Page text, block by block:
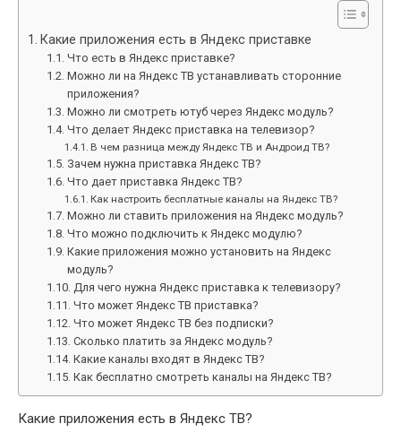
Какие приложения есть в Яндекс приставке
Что есть в Яндекс приставке?
Можно ли на Яндекс ТВ устанавливать сторонние
приложения?
Можно ли смотреть ютуб через Яндекс модуль?
Что делает Яндекс приставка на телевизор?
В чем разница между Яндекс ТВ и Андроид ТВ?
Зачем нужна приставка Яндекс ТВ?
Что дает приставка Яндекс ТВ?
Как настроить бесплатные каналы на Яндекс ТВ?
Можно ли ставить приложения на Яндекс модуль?
Что можно подключить к Яндекс модулю?
Какие приложения можно установить на Яндекс
модуль?
Для чего нужна Яндекс приставка к телевизору?
Что может Яндекс ТВ приставка?
Что может Яндекс ТВ без подписки?
Сколько платить за Яндекс модуль?
Какие каналы входят в Яндекс ТВ?
Как бесплатно смотреть каналы на Яндекс ТВ?
Какие приложения есть в Яндекс ТВ?